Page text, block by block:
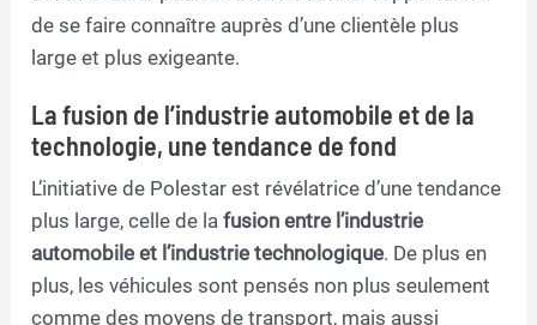
de se faire connaître auprès d’une clientèle plus
large et plus exigeante.
La fusion de l’industrie automobile et de la
technologie, une tendance de fond
L’initiative de Polestar est révélatrice d’une tendance
plus large, celle de lafusion entre l’industrie
automobile et l’industrie technologique. De plus en
plus, les véhicules sont pensés non plus seulement
comme des moyens de transport, mais aussi